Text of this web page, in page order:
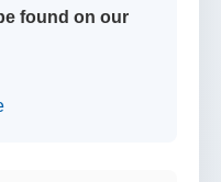
found on our